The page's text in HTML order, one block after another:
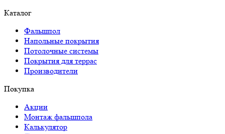
Каталог
Фальшпол
Напольные покрытия
Потолочные системы
Покрытия для террас
Производители
Покупка
Акции
Монтаж фальшпола
Калькулятор